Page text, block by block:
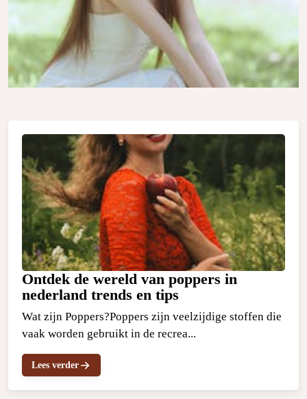
Ontdek de wereld van poppers in
nederland trends en tips
Wat zijn Poppers?Poppers zijn veelzijdige stoffen die
vaak worden gebruikt in de recrea...
Lees verder